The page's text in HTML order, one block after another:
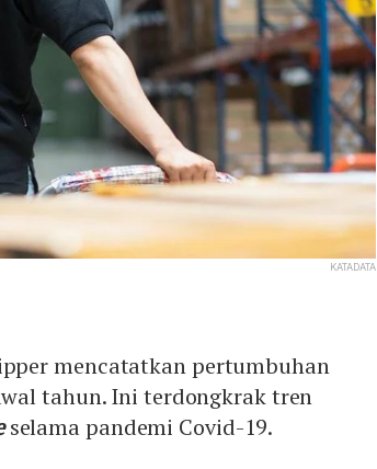
KATADATA
mencatatkan pertumbuhan
tahun. Ini terdongkrak tren
selama pandemi Covid-19.